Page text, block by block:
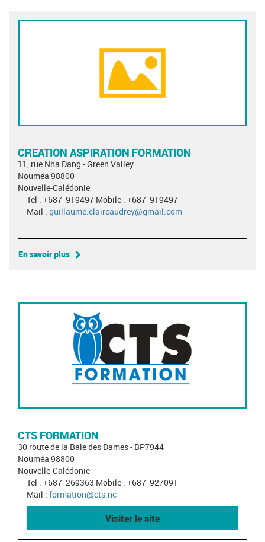
CREATION ASPIRATION FORMATION
11, rue Nha Dang - Green Valley
Nouméa 98800
Nouvelle-Calédonie
Tel : +687_919497 Mobile : +687_919497
Mail : guillaume.claireaudrey@gmail.com
En savoir plus
CTS FORMATION
30 route de la Baie des Dames - BP7944
Nouméa 98800
Nouvelle-Calédonie
Tel : +687_269363 Mobile : +687_927091
Mail : formation@cts.nc
Visiter le site